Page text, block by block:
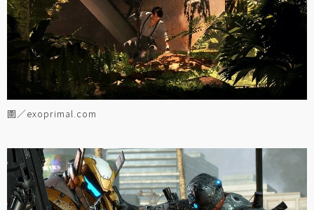
圖／exoprimal.com